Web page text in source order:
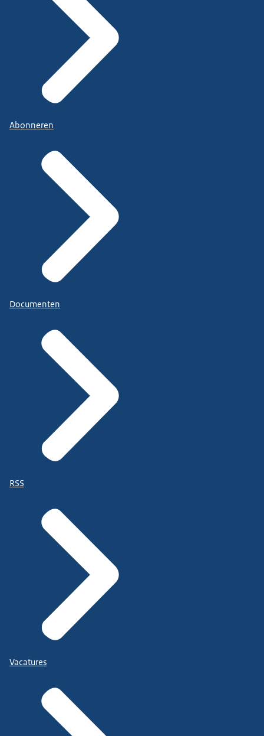
Abonneren
Documenten
RSS
Vacatures